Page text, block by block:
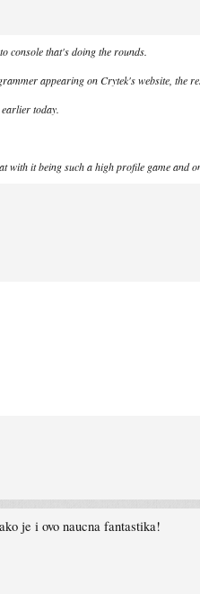
console that's doing the rounds.
appearing on Crytek's website, the
today.
it being such a high profile game and
je i ovo naucna fantastika!